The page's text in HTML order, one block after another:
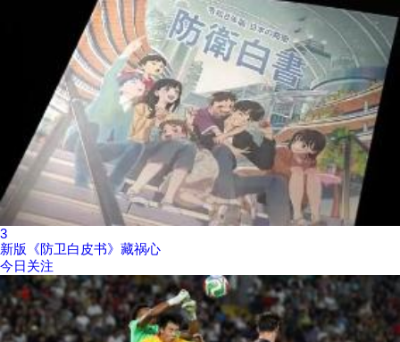
3
新版《防卫白皮书》藏祸心
今日关注